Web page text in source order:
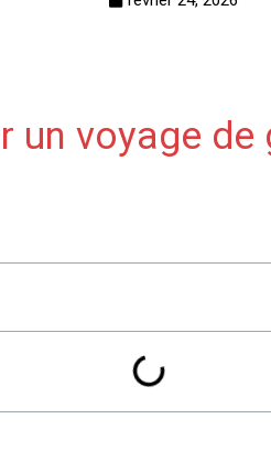
un voyage de